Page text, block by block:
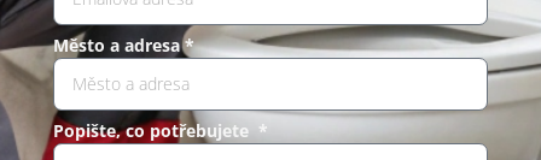
Město a adresa *
Popište, co potřebujete *